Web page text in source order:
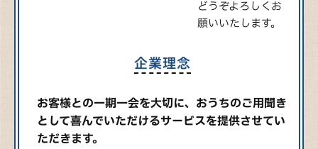
どうぞよろしくお
願いいたします。
企業理念
お客様との一期一会を大切に、おうちのご用聞き
として喜んでいただけるサービスを提供させてい
ただきます。